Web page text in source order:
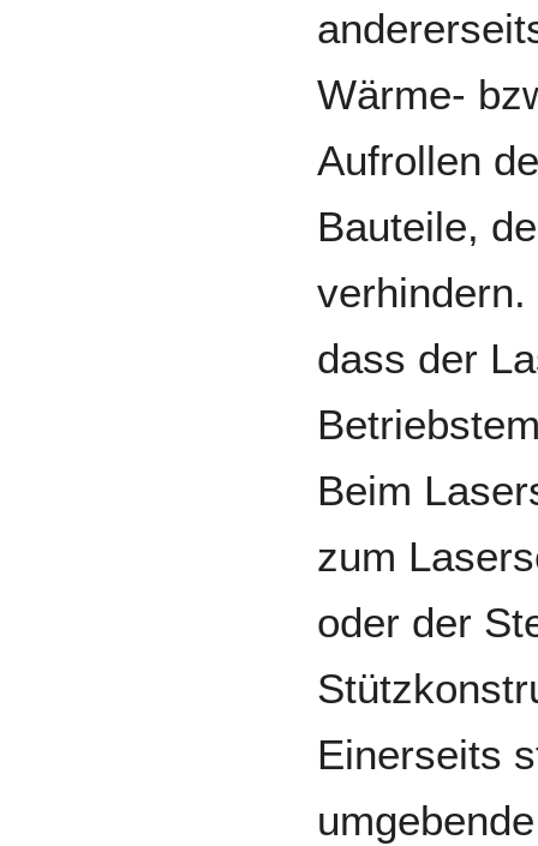
Wärme-
Aufrollen
Bauteile,
dass der
Beim
zum
oder der
Einerseits